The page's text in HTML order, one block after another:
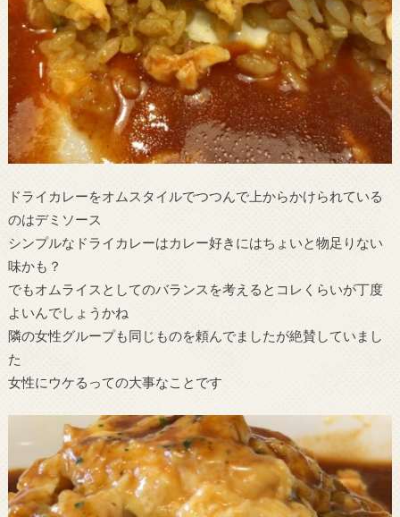
ドライカレーをオムスタイルでつつんで上からかけられている
のはデミソース
シンプルなドライカレーはカレー好きにはちょいと物足りない
味かも？
でもオムライスとしてのバランスを考えるとコレくらいが丁度
よいんでしょうかね
隣の女性グループも同じものを頼んでましたが絶賛していまし
た
女性にウケるっての大事なことです